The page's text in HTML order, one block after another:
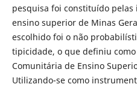
pesquisa foi constituído
ensino superior de Minas
escolhido foi o não
tipicidade, o que definiu
Comunitária de Ensino
Utilizando-se como